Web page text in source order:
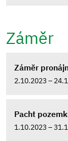
Záměr
Záměr
2.10.2023 –
Pacht
1.10.2023 –